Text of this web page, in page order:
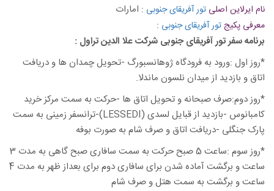
نام ایرلاین اصلی تور آفریقای جنوبی : امارات
معرفی پکیجتور آفریقای جنوبی :
برنامه سفر تور آفریقای جنوبی شرکت علا الدین تراول :
*روز اول :ورود به فرودگاه ژوهانسبورگ -تحویل چمدان ها و دریافت
اتاق و بازدید از میدان نلسون ماندلا.
*روز دوم:صرف صبحانه و تحویل اتاق ها -حرکت به سمت مرکز خرید
کامبانوس -بازدید از قبایل لسدی (LESSEDI)-ترانسفر زمینی به سمت
پارک جنگلی -دریافت اتاق و صرف شام به صورت بوفه
*روز سوم :ساعت 5 صبح حرکت به سمت سافاری صبح گاهی به مدت 3
ساعت و برگشت آماده شدن برای سافاری دوم برای بعداز ظهر به مدت 4
ساعت و برگشت به سمت هتل و صرف شام